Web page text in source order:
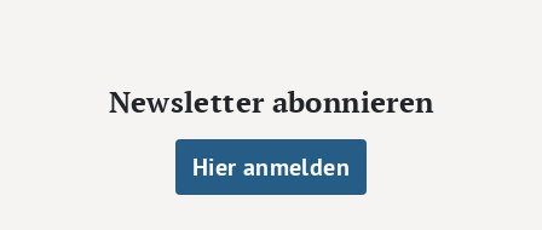
Newsletter abonnieren
Hier anmelden